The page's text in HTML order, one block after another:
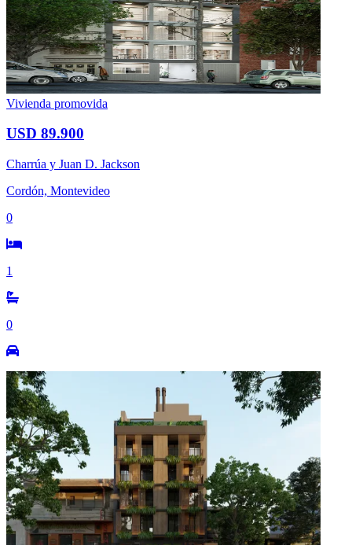
Vivienda promovida
USD 89.900
Charrúa y Juan D. Jackson
Cordón, Montevideo
0
1
0